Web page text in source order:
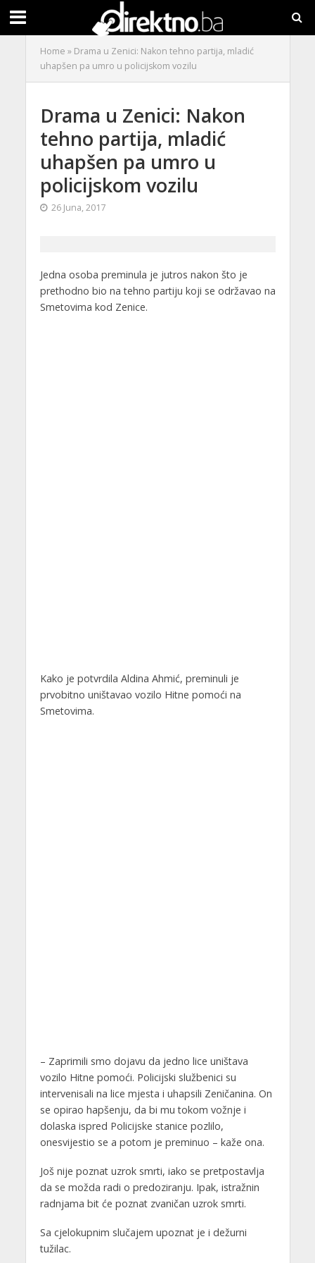
Home » Drama u Zenici: Nakon tehno partija, mladić
uhapšen pa umro u policijskom vozilu
Drama u Zenici: Nakon
tehno partija, mladić
uhapšen pa umro u
policijskom vozilu
26 Juna, 2017
Jedna osoba preminula je jutros nakon što je
prethodno bio na tehno partiju koji se održavao na
Smetovima kod Zenice.
Kako je potvrdila Aldina Ahmić, preminuli je
prvobitno uništavao vozilo Hitne pomoći na
Smetovima.
– Zaprimili smo dojavu da jedno lice uništava
vozilo Hitne pomoći. Policijski službenici su
intervenisali na lice mjesta i uhapsili Zeničanina. On
se opirao hapšenju, da bi mu tokom vožnje i
dolaska ispred Policijske stanice pozlilo,
onesvijestio se a potom je preminuo – kaže ona.
Još nije poznat uzrok smrti, iako se pretpostavlja
da se možda radi o predoziranju. Ipak, istražnin
radnjama bit će poznat zvaničan uzrok smrti.
Sa cjelokupnim slučajem upoznat je i dežurni
tužilac.